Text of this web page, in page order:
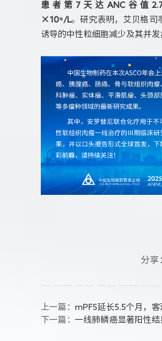
患者第7天达ANC谷值
×10⁹/L。研究表明，艾贝格司
诱导的中性粒细胞减少及其并发
分享
上一篇：mPFS延长5.5个月，客观缓解率提升6倍！ 安罗替尼联合化
下一篇：一线肺鳞癌显著阳性结果披露！中国生物制药“